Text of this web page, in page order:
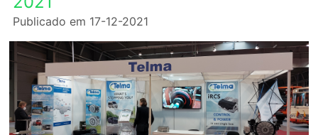
Publicado em 17-12-2021